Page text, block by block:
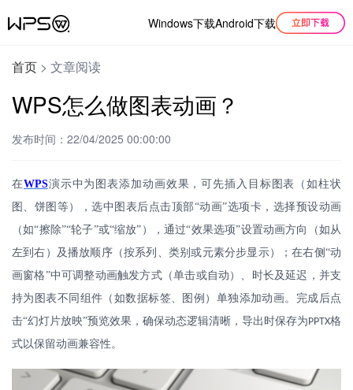
Windows下载Android下载
首页 > 文章阅读
WPS怎么做图表动画？
发布时间：22/04/2025 00:00:00
在WPS演示中为图表添加动画效果，可先插入目标图表（如柱状
图、饼图等），选中图表后点击顶部“动画”选项卡，选择预设动画
（如“擦除”“轮子”或“缩放”），通过“效果选项”设置动画方向（如从
左到右）及播放顺序（按系列、类别或元素分步显示）；在右侧“动
画窗格”中可调整动画触发方式（单击或自动）、时长及延迟，并支
持为图表不同组件（如数据标签、图例）单独添加动画。完成后点
击“幻灯片放映”预览效果，确保动态逻辑清晰，导出时保存为PPTX格
式以保留动画兼容性。